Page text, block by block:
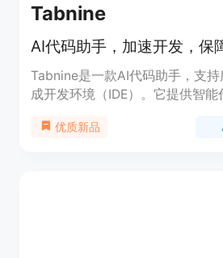
Tabnine
AI代码助手，加速开发，保
Tabnine是一款AI代码助手，支
成开发环境（IDE）。它提供智能
效率。Tabnine的优势在于其强大
优质新品